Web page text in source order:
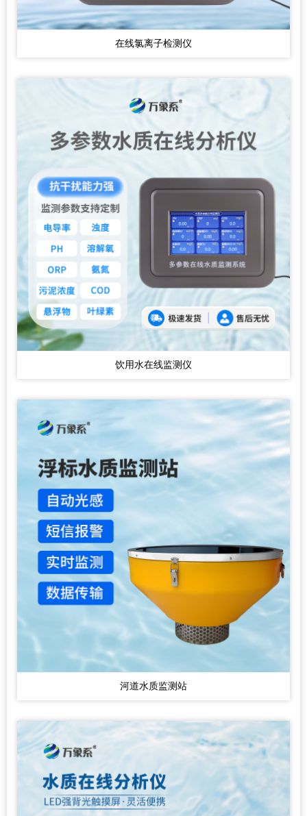
在线氯离子检测仪
饮用水在线监测仪
河道水质监测站